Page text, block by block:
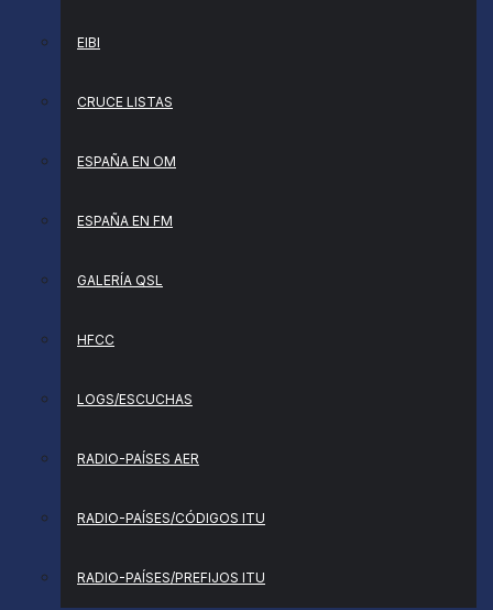
EIBI
CRUCE LISTAS
ESPAÑA EN OM
ESPAÑA EN FM
GALERÍA QSL
HFCC
LOGS/ESCUCHAS
RADIO-PAÍSES AER
RADIO-PAÍSES/CÓDIGOS ITU
RADIO-PAÍSES/PREFIJOS ITU